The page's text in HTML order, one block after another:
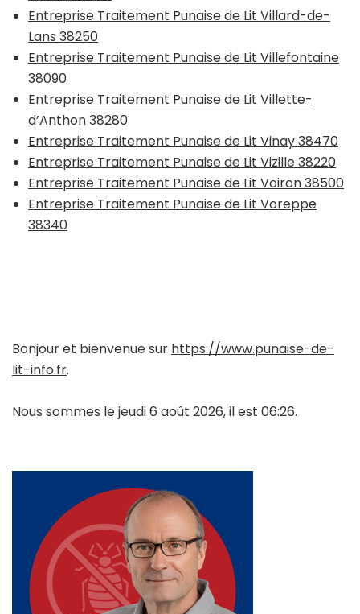
Entreprise Traitement Punaise de Lit Villard-de-
Lans 38250
Entreprise Traitement Punaise de Lit Villefontaine
38090
Entreprise Traitement Punaise de Lit Villette-
d’Anthon 38280
Entreprise Traitement Punaise de Lit Vinay 38470
Entreprise Traitement Punaise de Lit Vizille 38220
Entreprise Traitement Punaise de Lit Voiron 38500
Entreprise Traitement Punaise de Lit Voreppe
38340
Bonjour et bienvenue sur https://www.punaise-de-
lit-info.fr.
Nous sommes le jeudi 6 août 2026, il est 06:26.